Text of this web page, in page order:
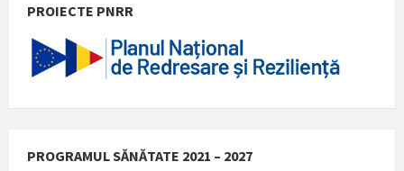
PROIECTE PNRR
PROGRAMUL SĂNĂTATE 2021 – 2027